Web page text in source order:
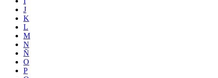
J
K
L
M
N
Ñ
O
P